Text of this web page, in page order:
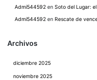
Admi544592 en Soto del Lugar:
Admi544592 en Rescate de
Archivos
diciembre 2025
noviembre 2025